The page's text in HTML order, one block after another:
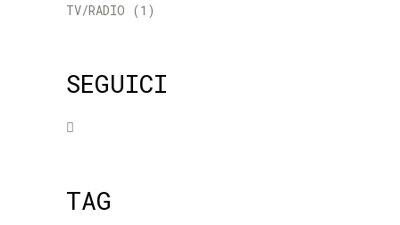
TV/RADIO (1)
SEGUICI
TAG